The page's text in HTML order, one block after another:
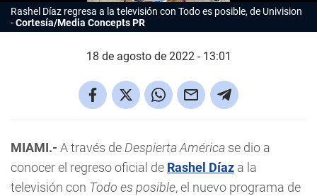
Rashel Díaz regresa a la televisión con Todo es posible, de Univision
Cortesía/Media Concepts PR
18 de agosto de 2022 - 13:01
MIAMI.- A través de Despierta América se dio a
conocer el regreso oficial de Rashel Díaz a la
televisión con Todo es posible, el nuevo programa de